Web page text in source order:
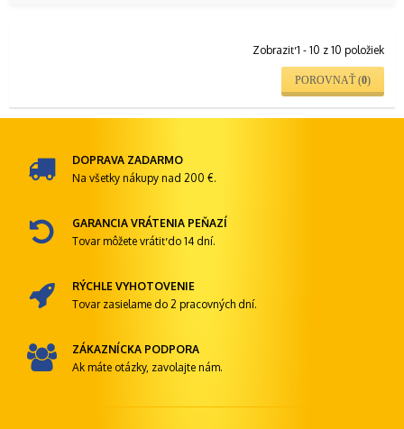
Zobraziť 1 - 10 z 10 položiek
POROVNAŤ (0)
DOPRAVA ZADARMO
Na všetky nákupy nad 200 €.
GARANCIA VRÁTENIA PEŇAZÍ
Tovar môžete vrátiť do 14 dní.
RÝCHLE VYHOTOVENIE
Tovar zasielame do 2 pracovných dní.
ZÁKAZNÍCKA PODPORA
Ak máte otázky, zavolajte nám.